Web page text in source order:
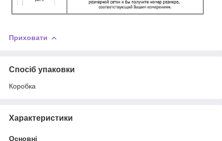
Приховати
Спосіб упаковки
Коробка
Характеристики
Основні